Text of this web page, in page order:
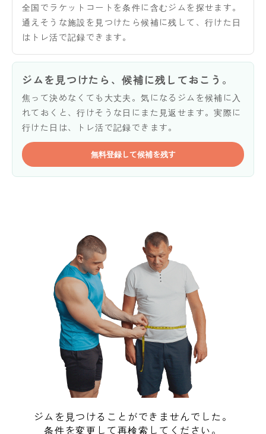
全国でラケットコートを条件に含むジムを探せます。
通えそうな施設を見つけたら候補に残して、行けた日
はトレ活で記録できます。
ジムを見つけたら、候補に残しておこう。
焦って決めなくても大丈夫。気になるジムを候補に入
れておくと、行けそうな日にまた見返せます。実際に
行けた日は、トレ活で記録できます。
無料登録して候補を残す
ジムを見つけることができませんでした。
条件を変更して再検索してください。